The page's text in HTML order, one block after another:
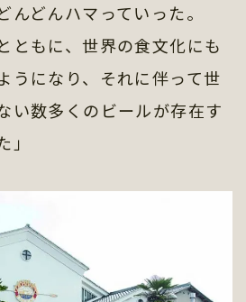
どんハマっていった。
ともに、世界の食文化にも
うになり、それに伴って世
い数多くのビールが存在す